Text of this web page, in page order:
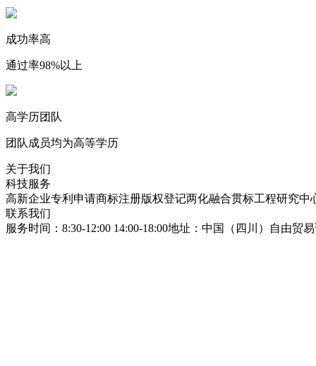
成功率高
通过率98%以上
高学历团队
团队成员均为高等学历
关于我们
科技服务
高新企业专利申请商标注册版权登记两化融合贯标工程研究中
联系我们
服务时间：8:30-12:00 14:00-18:00地址：中国（四川）自由贸